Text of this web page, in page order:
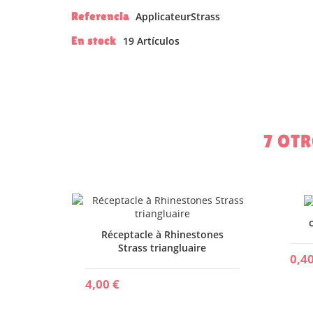
Referencia ApplicateurStrass
En stock 19 Artículos
7
Réceptacle à Rhinestones
Strass triangluaire
4,00 €